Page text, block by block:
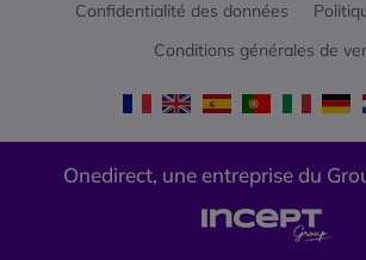
Confidentialité des données
Conditions générales de
Onedirect, une entreprise du